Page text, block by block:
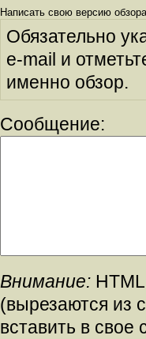
Написать свою версию
Обязательно
e-mail и
именно обзор.
Сообщение:
Внимание:
(вырезаются из
вставить в